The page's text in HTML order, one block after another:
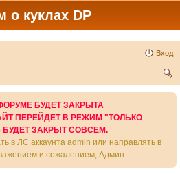
о куклах DP
Вход
БУДЕТ ЗАКРЫТА
ПЕРЕЙДЕТ В РЕЖИМ "ТОЛЬКО
БУДЕТ ЗАКРЫТ СОВСЕМ.
в ЛС аккаунта admin или направлять в
и сожалением, Админ.